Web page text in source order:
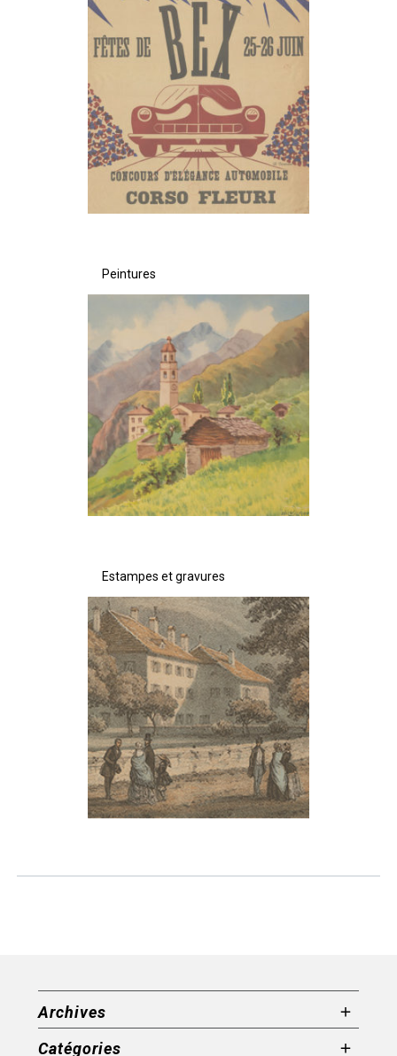
Peintures
Estampes et gravures
Archives
Catégories